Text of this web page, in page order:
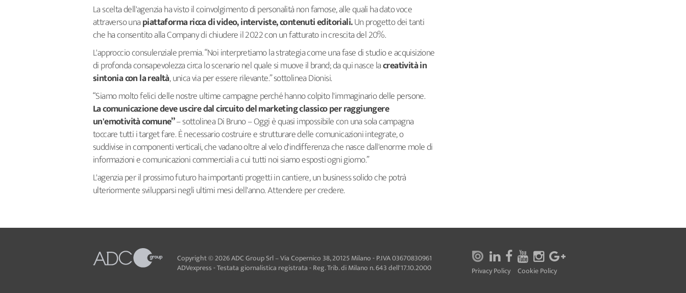
La scelta dell'agenzia ha visto il coinvolgimento di personalità non famose, alle quali ha dato voce
attraverso unapiattaforma ricca di video, interviste, contenuti editoriali.Un progetto dei tanti
che ha consentito alla Company di chiudere il 2022 con un fatturato in crescita del 20%.
L'approccio consulenziale premia. “Noi interpretiamo la strategia come una fase di studio e acquisizione
di profonda consapevolezza circa lo scenario nel quale si muove il brand; da qui nasce lacreatività in
sintonia con la realtà, unica via per essere rilevante.” sottolinea Dionisi.
“Siamo molto felici delle nostre ultime campagne perché hanno colpito l'immaginario delle persone.
La comunicazione deve uscire dal circuito del marketing classico per raggiungere
un'emotività comune”– sottolinea Di Bruno – Oggi è quasi impossibile con una sola campagna
toccare tutti i target fare. È necessario costruire e strutturare delle comunicazioni integrate, o
suddivise in componenti verticali, che vadano oltre al velo d'indifferenza che nasce dall'enorme mole di
informazioni e comunicazioni commerciali a cui tutti noi siamo esposti ogni giorno.”
L'agenzia per il prossimo futuro ha importanti progetti in cantiere, un business solido che potrà
ulteriormente svilupparsi negli ultimi mesi dell'anno. Attendere per credere.
Copyright © 2026 ADC Group Srl – Via Copernico 38, 20125 Milano - P.IVA 03670830961
ADVexpress - Testata giornalistica registrata - Reg. Trib. di Milano n. 643 dell'17.10.2000
Privacy Policy Cookie Policy